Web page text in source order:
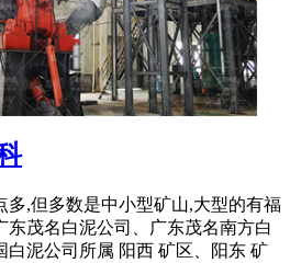
多,但多数是中小型矿山,大型的有福
东茂名白泥公司、广东茂名南方白
白泥公司所属 阳西 矿区、阳东 矿